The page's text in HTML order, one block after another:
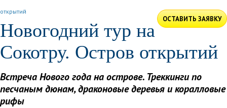
ОСТАВИТЬ ЗАЯВКУ
открытий
Новогодний тур на
Сокотру. Остров открытий
Встреча Нового года на острове. Треккинги по
песчаным дюнам, драконовые деревья и коралловые
рифы
02.01, 30.12 -
06.01.26
мест нет